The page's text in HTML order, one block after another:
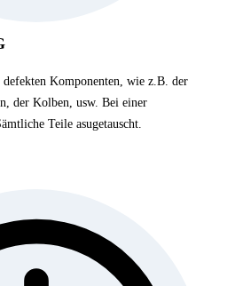
Komponenten, wie z.B. der
der Kolben, usw. Bei einer
Teile asugetauscht.